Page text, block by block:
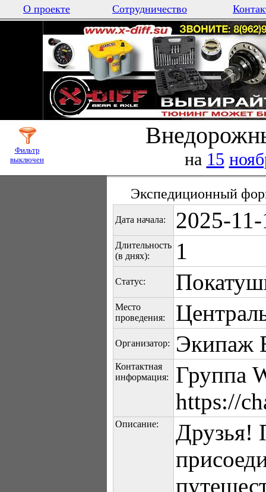
О проекте Сотрудничество
Фильтр
выключен
на 15
Экспедиционный
Дата начала: 2025-
Длительность
(в днях):
1
Статус:
Место
проведения:
Организатор: Экипаж
Контактная
информация:
Группа
https://
Описание:
Друзья!